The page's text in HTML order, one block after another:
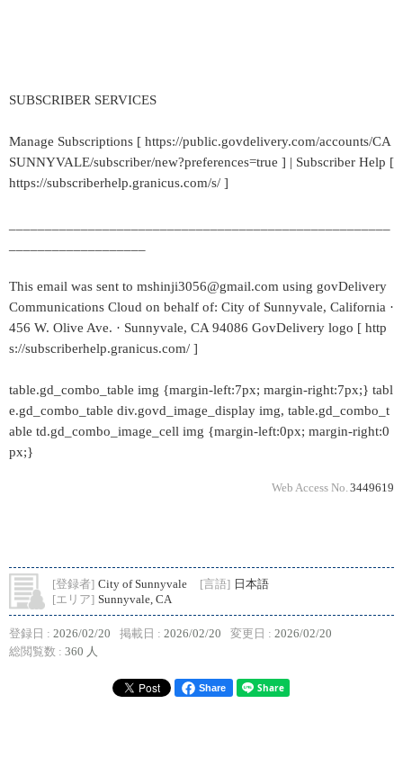
SUBSCRIBER SERVICES
Manage Subscriptions [ https://public.govdelivery.com/accounts/CA
SUNNYVALE/subscriber/new?preferences=true ] | Subscriber Help [
https://subscriberhelp.granicus.com/s/ ]
This email was sent to mshinji3056@gmail.com using govDelivery
Communications Cloud on behalf of: City of Sunnyvale, California ·
456 W. Olive Ave. · Sunnyvale, CA 94086 GovDelivery logo [ http
s://subscriberhelp.granicus.com/ ]
table.gd_combo_table img {margin-left:7px; margin-right:7px;} tabl
e.gd_combo_table div.govd_image_display img, table.gd_combo_t
able td.gd_combo_image_cell img {margin-left:0px; margin-right:0
px;}
Web Access No. 3449619
[登録者] City of Sunnyvale [言語] 日本語
[エリア] Sunnyvale, CA
登録日 : 2026/02/20 掲載日 : 2026/02/20 変更日 : 2026/02/20
総閲覧数 : 360 人
Share